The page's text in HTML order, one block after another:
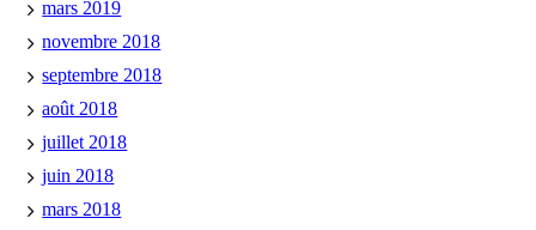
mars 2019
novembre 2018
septembre 2018
août 2018
juillet 2018
juin 2018
mars 2018